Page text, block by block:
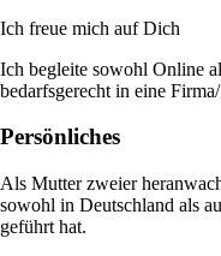
Ich freue mich auf Dich
Ich begleite sowohl Online
bedarfsgerecht in eine
Persönliches
Als Mutter zweier
sowohl in Deutschland als
geführt hat.